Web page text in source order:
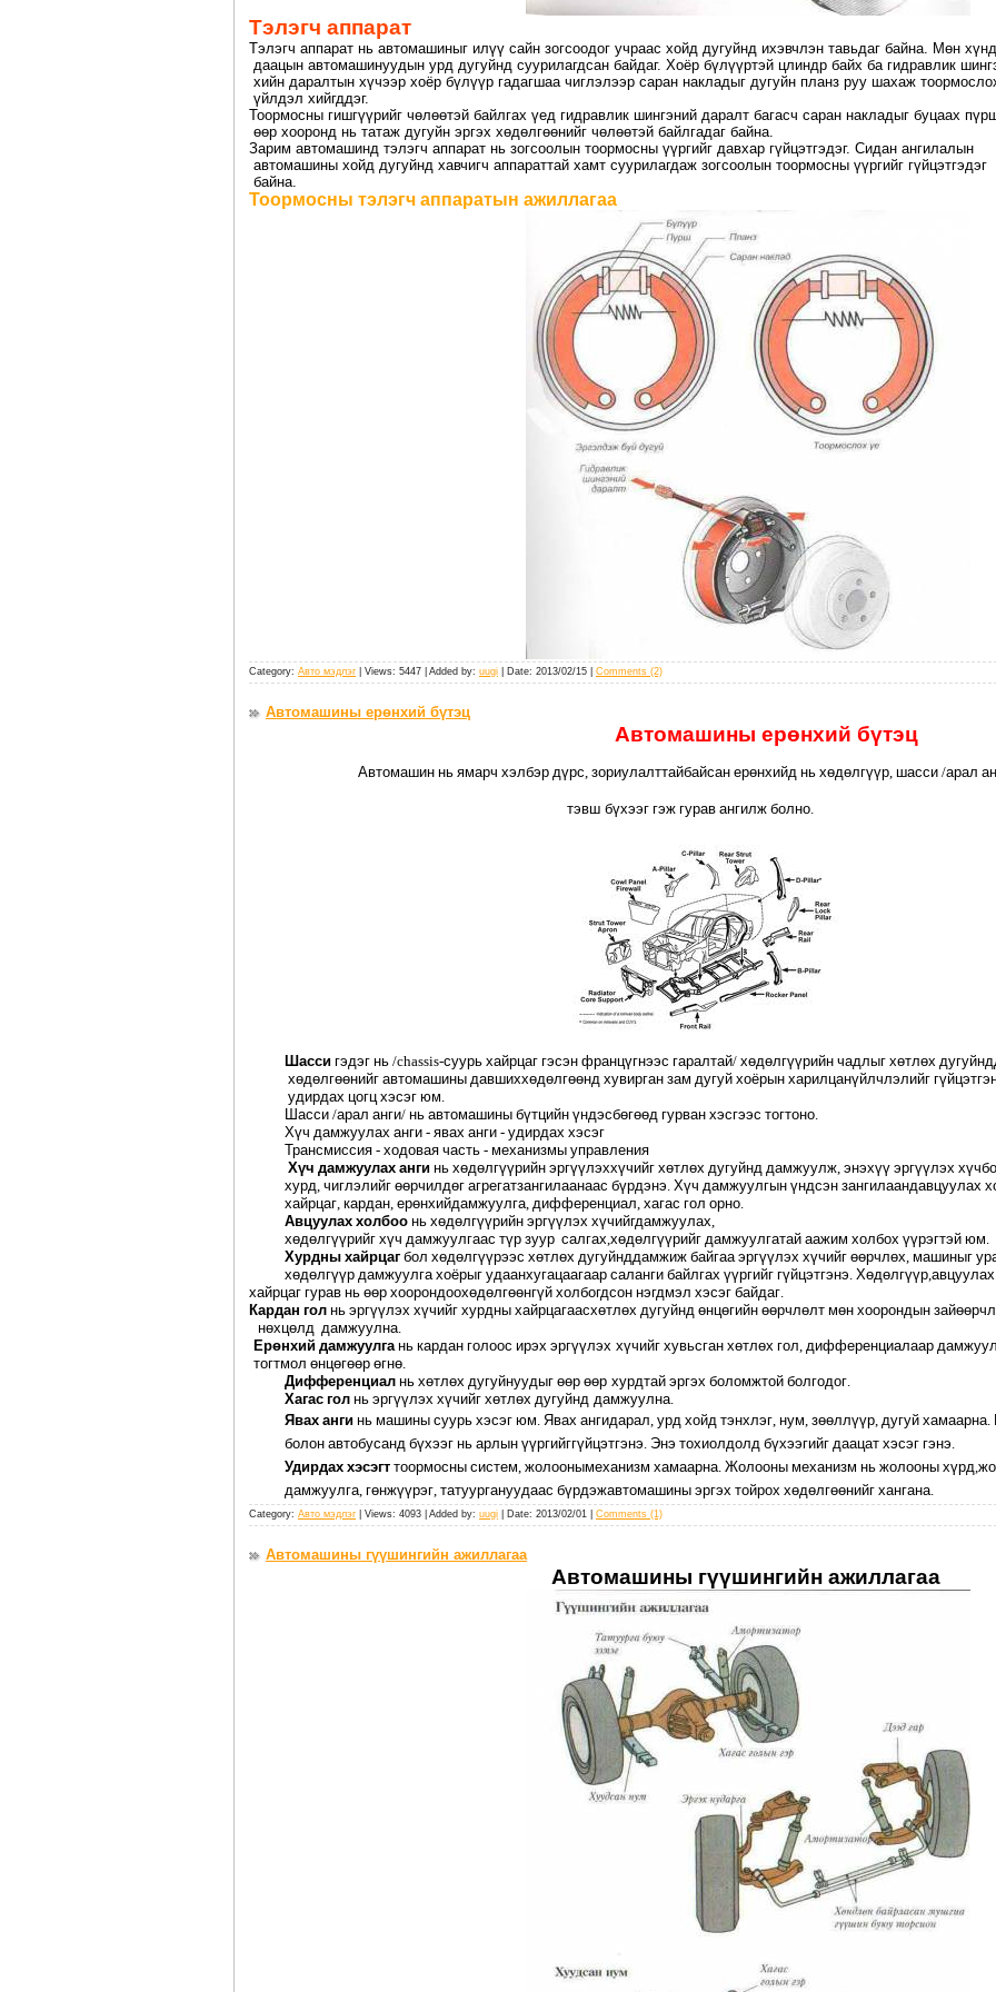
Тэлэгч аппарат
Тэлэгч аппарат нь автомашиныг илүү сайн зогсоодог учраас хойд дугуйнд ихэвчлэн тавьдаг байна. Мөн хүнд
даацын автомашинуудын урд дугуйнд суурилагдсан байдаг. Хоёр бүлүүртэй цлиндр байх ба гидравлик
хийн даралтын хүчээр хоёр бүлүүр гадагшаа чиглэлээр саран накладыг дугуйн планз руу шахаж
үйлдэл хийгддэг.
Тоормосны гишгүүрийг чөлөөтэй байлгах үед гидравлик шингэний даралт багасч саран накладыг буцаах
өөр хооронд нь татаж дугуйн эргэх хөдөлгөөнийг чөлөөтэй байлгадаг байна.
Зарим автомашинд тэлэгч аппарат нь зогсоолын тоормосны үүргийг давхар гүйцэтгэдэг. Сидан ангилалын
автомашины хойд дугуйнд хавчигч аппараттай хамт суурилагдаж зогсоолын тоормосны үүргийг гүйцэтгэдэг
байна.
Тоормосны тэлэгч аппаратын ажиллагаа
Category: Авто мэдлэг | Views: 5447 | Added by: uugi | Date: 2013/02/15 Comments (2)
Автомашины ерөнхий бүтэц
Автомашины ерөнхий бүтэц
Автомашин нь ямарч хэлбэр дүрс зориулалттайбайсан ерөнхийд нь хөдөлгүүр шасси /арал
тэвш бүхээг гэж гурав ангилж болно.
Шасси гэдэг нь /chassis-суурь хайрцаг гэсэн францүгнээс гаралтай/ хөдөлгүүрийн чадлыг хөтлөх дугуйнд
хөдөлгөөнийг автомашины давшиххөдөлгөөнд хувирган зам дугуй хоёрын харилцанүйлчлэлийг
удирдах цогц хэсэг юм
Шасси /арал анги/ нь автомашины бүтцийн үндэсбөгөөд гурван хэсгээс тогтоно
Хүч дамжуулах анги - явах анги - удирдах хэсэг
Трансмиссия - ходовая часть - механизмы управления
Хүч дамжуулах анги нь хөдөлгүүрийн эргүүлэххүчийг хөтлөх дугуйнд дамжуулж энэхүү эргүүлэх хүч
хурд чиглэлийг өөрчилдөг агрегатзангилаанаас бүрдэнэ Хүч дамжуулгын үндсэн зангилаандавцуулах
хайрцаг кардан ерөнхийдамжуулга дифференциал хагас гол орно
Авцуулах холбоо нь хөдөлгүүрийн эргүүлэх хүчийгдамжуулах
хөдөлгүүрийг хүч дамжуулгаас түр зуур салгах хөдөлгүүрийг дамжуулгатай аажим холбох үүрэгтэй юм
Хурдны хайрцаг бол хөдөлгүүрээс хөтлөх дугуйнддамжиж байгаа эргүүлэх хүчийг өөрчлөх машиныг
хөдөлгүүр дамжуулга хоёрыг удаанхугацаагаар саланги байлгах үүргийг гүйцэтгэнэ Хөдөлгүүр авцуулах
хайрцаг гурав нь өөр хоорондоохөдөлгөөнгүй холбогдсон нэгдмэл хэсэг байдаг
Кардан гол нь эргүүлэх хүчийг хурдны хайрцагаасхөтлөх дугуйнд өнцөгийн өөрчлөлт мөн хоорондын зай
нөхцөлд дамжуулна
Ерөнхий дамжуулга нь кардан голоос ирэх эргүүлэх хүчийг хувьсган хөтлөх гол дифференциалаар
тогтмол өнцөгөөр өгнө
Дифференциал нь хөтлөх дугуйнуудыг өөр өөр хурдтай эргэх боломжтой болгодог
Хагас гол нь эргүүлэх хүчийг хөтлөх дугуйнд дамжуулна
Явах анги нь машины суурь хэсэг юм Явах ангидарал урд хойд тэнхлэг нум зөөллүүр дугуй хамаарна
болон автобусанд бүхээг нь арлын үүргийггүйцэтгэнэ Энэ тохиолдолд бүхээгийг даацат хэсэг гэнэ
Удирдах хэсэгт тоормосны систем жолоонымеханизм хамаарна Жолооны механизм нь жолооны хүрд
дамжуулга гөнжүүрэг татуургануудаас бүрдэжавтомашины эргэх тойрох хөдөлгөөнийг хангана
Category: Авто мэдлэг | Views: 4093 | Added by: uugi | Date: 2013/02/01 Comments (1)
Автомашины гүүшингийн ажиллагаа
Автомашины гүүшингийн ажиллагаа